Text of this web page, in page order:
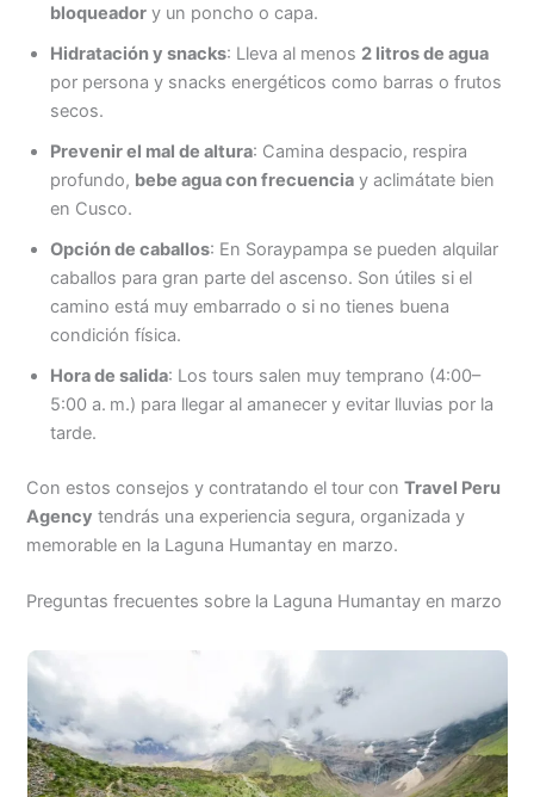
bloqueador y un poncho o capa.
Hidratación y snacks: Lleva al menos 2 litros de agua
por persona y snacks energéticos como barras o frutos
secos.
Prevenir el mal de altura: Camina despacio, respira
profundo, bebe agua con frecuencia y aclimátate bien
en Cusco.
Opción de caballos: En Soraypampa se pueden alquilar
caballos para gran parte del ascenso. Son útiles si el
camino está muy embarrado o si no tienes buena
condición física.
Hora de salida: Los tours salen muy temprano (4:00–
5:00 a. m.) para llegar al amanecer y evitar lluvias por la
tarde.
Con estos consejos y contratando el tour conTravel Peru
Agency tendrás una experiencia segura, organizada y
memorable en la Laguna Humantay en marzo.
Preguntas frecuentes sobre la Laguna Humantay en marzo